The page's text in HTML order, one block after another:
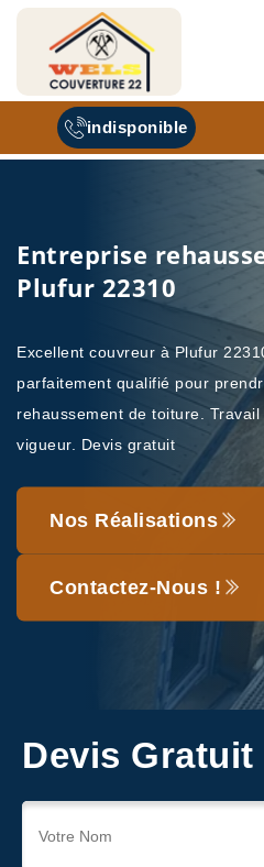
indisponible
Entreprise
Plufur 22310
Excellent couvreur à Plufur
parfaitement qualifié pour
rehaussement de toiture.
vigueur. Devis gratuit
Nos Réalisations
Contactez-Nous !
Devis Gratuit